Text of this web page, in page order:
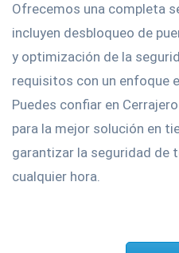
Ofrecemos una completa
incluyen desbloqueo de
y optimización de la
requisitos con un enfoque
Puedes confiar en
para la mejor solución en
garantizar la seguridad de
cualquier hora.